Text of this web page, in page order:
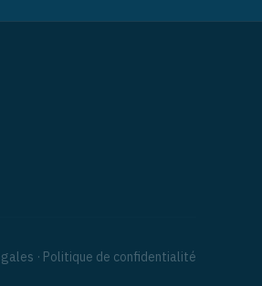
· Politique de confidentialité